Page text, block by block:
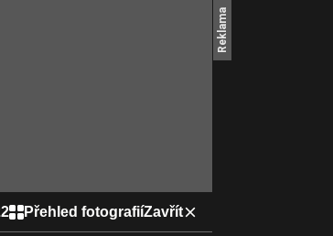
Přehled fotografiíZavřít